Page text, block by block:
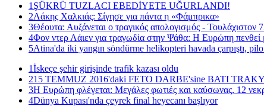
1 ŞÜKRÜ TUZLACI EBEDİYETE UĞURLANDI!
2Λάκης Χαλκιάς: Σίγησε για πάντα η «Φάμπρικα»
3Θέουτα: Αυξάνεται ο τραγικός απολογισμός - Τουλάχιστον
4Φον ντερ Λάιεν για τραγωδία στην Ψάθα: Η Ευρώπη πενθεί
5Atina'da iki yangın söndürme helikopteri havada çarpıştı,
1İskeçe şehir girişinde trafik kazası oldu
215 TEMMUZ 2016'daki FETO DARBE'sine BATI
3Η Ευρώπη φλέγεται: Μεγάλες φωτιές και καύσωνας, 12
4Dünya Kupası'nda çeyrek final heyecanı başlıyor